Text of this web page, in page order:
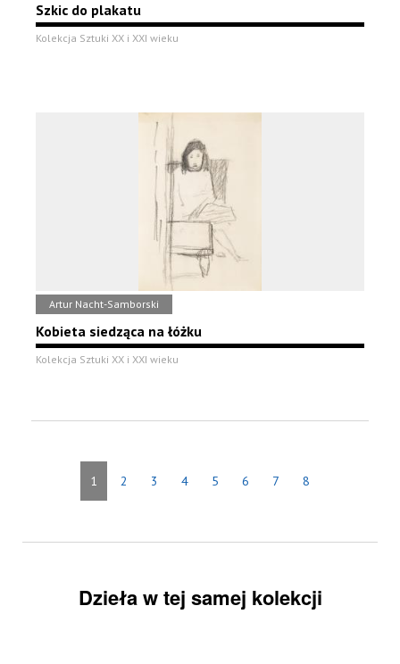
Szkic do plakatu
Kolekcja Sztuki XX i XXI wieku
Artur Nacht-Samborski
Kobieta siedząca na łóżku
Kolekcja Sztuki XX i XXI wieku
1 2 3 4 5 6 7 8
Dzieła w tej samej kolekcji